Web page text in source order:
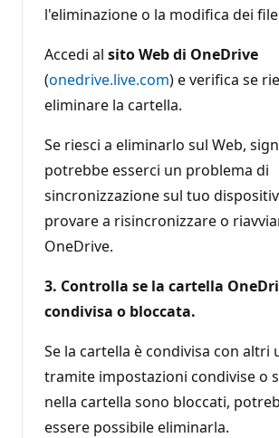
l'eliminazione o la modifica dei
Accedi al sito Web di OneDrive
(onedrive.live.com) e verifica se
eliminare la cartella.
Se riesci a eliminarlo sul Web,
potrebbe esserci un problema di
sincronizzazione sul tuo
provare a risincronizzare o
OneDrive.
3. Controlla se la cartella
condivisa o bloccata.
Se la cartella è condivisa con altri
tramite impostazioni condivise o
nella cartella sono bloccati,
essere possibile eliminarla.